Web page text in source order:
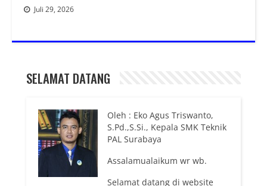
Juli 29, 2026
SELAMAT DATANG
Oleh : Eko Agus Triswanto,
S.Pd.,S.Si., Kepala SMK Teknik
PAL Surabaya
Assalamualaikum wr wb.
Selamat datang di website